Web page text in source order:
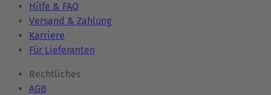
Hilfe & FAQ
Versand & Zahlung
Karriere
Für Lieferanten
Rechtliches
AGB